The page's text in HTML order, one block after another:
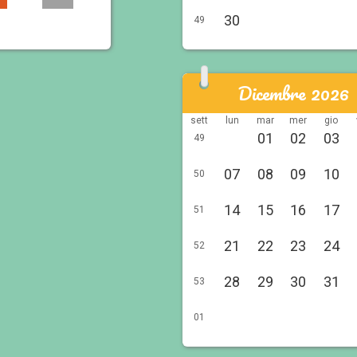
49 30
Dicembre 2026
sett lun mar mer gio
49
01 02 03
50 07 08 09 10
51 14 15 16 17
52 21 22 23 24
53 28 29 30 31
01